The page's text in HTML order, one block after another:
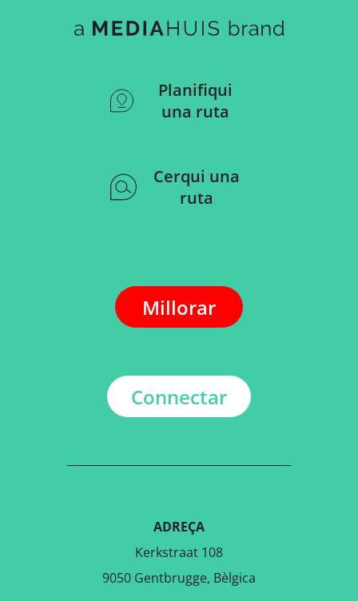
Planifiqui
una ruta
Cerqui una
ruta
Millorar
Connectar
ADREÇA
Kerkstraat 108
9050 Gentbrugge, Bèlgica